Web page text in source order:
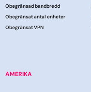
Obegränsad bandbredd
Obegränsat antal enheter
Obegränsat VPN
AMERIKA